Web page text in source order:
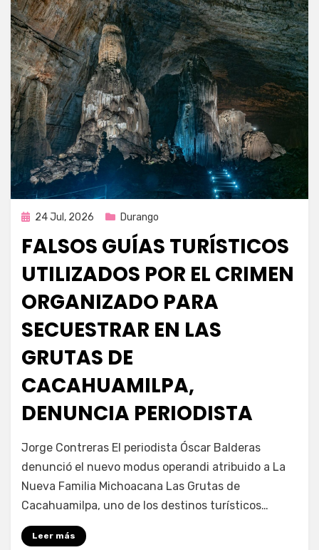
Publicada
24 Jul, 2026 Durango
FALSOS GUÍAS TURÍSTICOS
UTILIZADOS POR EL CRIMEN
ORGANIZADO PARA
SECUESTRAR EN LAS
GRUTAS DE
CACAHUAMILPA,
DENUNCIA PERIODISTA
Fernando Miranda Servín
Jorge Contreras El periodista Óscar Balderas
denunció el nuevo modus operandi atribuido a La
Nueva Familia Michoacana Las Grutas de
Cacahuamilpa, uno de los destinos turísticos…
Leer más